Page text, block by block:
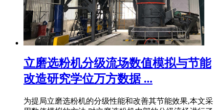
立磨选粉机分级流场数值模拟与节能
改造研究学位万方数据 ...
为提局立磨选粉机的分级性能和改善其节能效果,本文采